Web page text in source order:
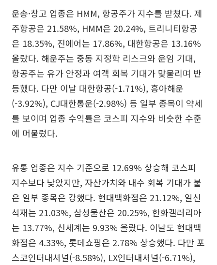
운송·창고 업종은 HMM, 항공주가 지수를 받쳤다. 제
주항공은 21.58%, HMM은 20.24%, 트리니티항공
은 18.35%, 진에어는 17.86%, 대한항공은 13.16%
올랐다. 해운주는 중동 지정학 리스크와 운임 기대,
항공주는 유가 안정과 여객 회복 기대가 맞물리며 반
등했다. 다만 이날 대한항공(-1.71%), 흥아해운
(-3.92%), CJ대한통운(-2.98%) 등 일부 종목이 약세
를 보이며 업종 수익률은 코스피 지수와 비슷한 수준
에 머물렀다.
유통 업종은 지수 기준으로 12.69% 상승해 코스피
지수보다 낮았지만, 자산가치와 내수 회복 기대가 붙
은 일부 종목은 강했다. 현대백화점은 21.12%, 일신
석재는 21.03%, 삼성물산은 20.25%, 한화갤러리아
는 13.77%, 신세계는 9.93% 올랐다. 이날도 현대백
화점은 4.33%, 롯데쇼핑은 2.78% 상승했다. 다만 포
스코인터내셔널(-8.58%), LX인터내셔널(-6.71%),